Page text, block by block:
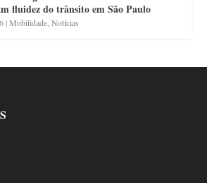
fluidez do trânsito em São Paulo
|Mobilidade ,Notícias